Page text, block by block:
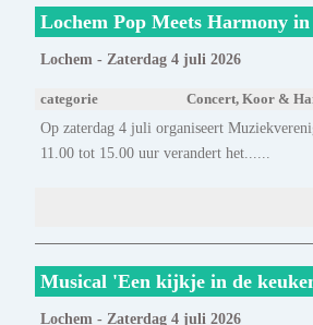
Lochem Pop Meets Harmony
Lochem - Zaterdag 4 juli 2026
categorie Concert, Koor &
Op zaterdag 4 juli organiseert
11.00 tot 15.00 uur verandert het......
Musical 'Een kijkje in de
Lochem - Zaterdag 4 juli 2026